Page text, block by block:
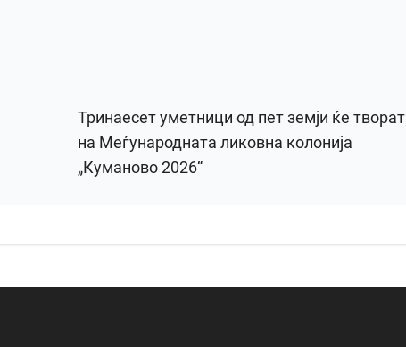
Тринаесет уметници од пет земји ќе творат
на Меѓународната ликовна колонија
„Куманово 2026“